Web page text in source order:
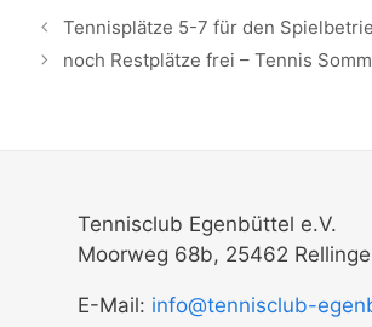
Tennisplätze 5-7 für den
noch Restplätze frei – Tennis
Tennisclub Egenbüttel e.V.
Moorweg 68b, 25462
E-Mail: info@tennisclub-